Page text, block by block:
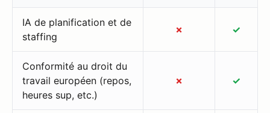
IA de planification et de
staffing
✗ ✓
Conformité au droit du
travail européen (repos,
heures sup, etc.)
✗ ✓